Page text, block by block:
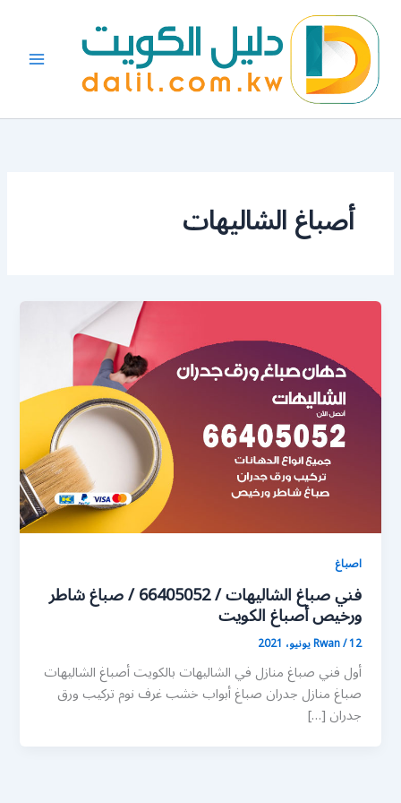
المحتوى
أصباغ الشاليهات
اصباغ
فني صباغ الشاليهات / 66405052 / صباغ شاطر
ورخيص أصباغ الكويت
Rwan/12 يونيو، 2021
أول فني صباغ منازل في الشاليهات بالكويت أصباغ الشاليهات
صباغ منازل جدران صباغ أبواب خشب غرف نوم تركيب ورق
جدران […]